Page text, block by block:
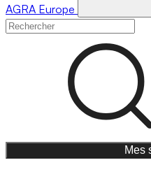
AGRA Europe
Mes